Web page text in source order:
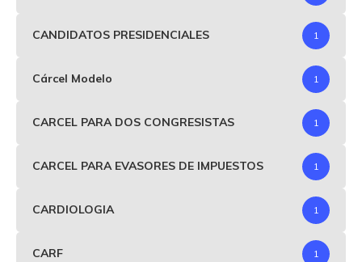
CANDIDATOS PRESIDENCIALES 1
Cárcel Modelo 1
CARCEL PARA DOS CONGRESISTAS 1
CARCEL PARA EVASORES DE IMPUESTOS 1
CARDIOLOGIA 1
CARF 1